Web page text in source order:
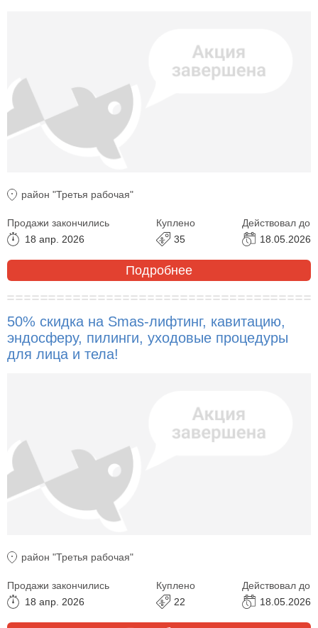
район "Третья рабочая"
Продажи закончились
18 апр. 2026
Куплено
35
Действовал до
18.05.2026
Подробнее
50% скидка на Smas-лифтинг, кавитацию,
эндосферу, пилинги, уходовые процедуры
для лица и тела!
район "Третья рабочая"
Продажи закончились
18 апр. 2026
Куплено
22
Действовал до
18.05.2026